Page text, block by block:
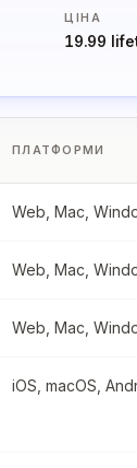
ЦІНА
19.99
ПЛАТФОРМИ
Web, Mac,
Web, Mac,
Web, Mac,
iOS, macOS,